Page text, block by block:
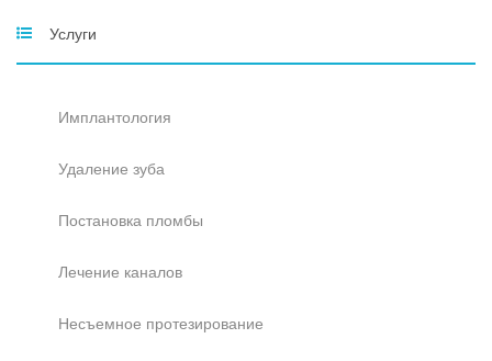
Услуги
Имплантология
Удаление зуба
Постановка пломбы
Лечение каналов
Несъемное протезирование